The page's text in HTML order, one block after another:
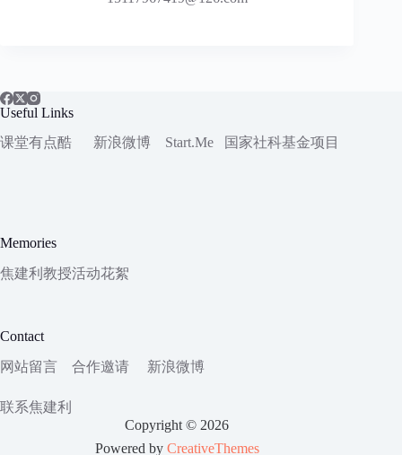
Useful Links
课堂有点酷
新浪微博 Start.Me 国家社科基金项目
Memories
焦建利教授活动花絮
Contact
网站留言
合作邀请 新浪微博
联系焦建利
Copyright © 2026
Powered by CreativeThemes